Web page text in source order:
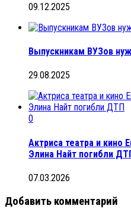
09.12.2025
Выпускникам ВУЗов
29.08.2025
0
Актриса театра и кино
Элина Найт погибли
07.03.2026
Добавить комментарий